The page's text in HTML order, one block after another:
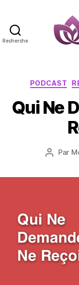
Recherche
PODCAST
Qui Ne
Auteur
Par